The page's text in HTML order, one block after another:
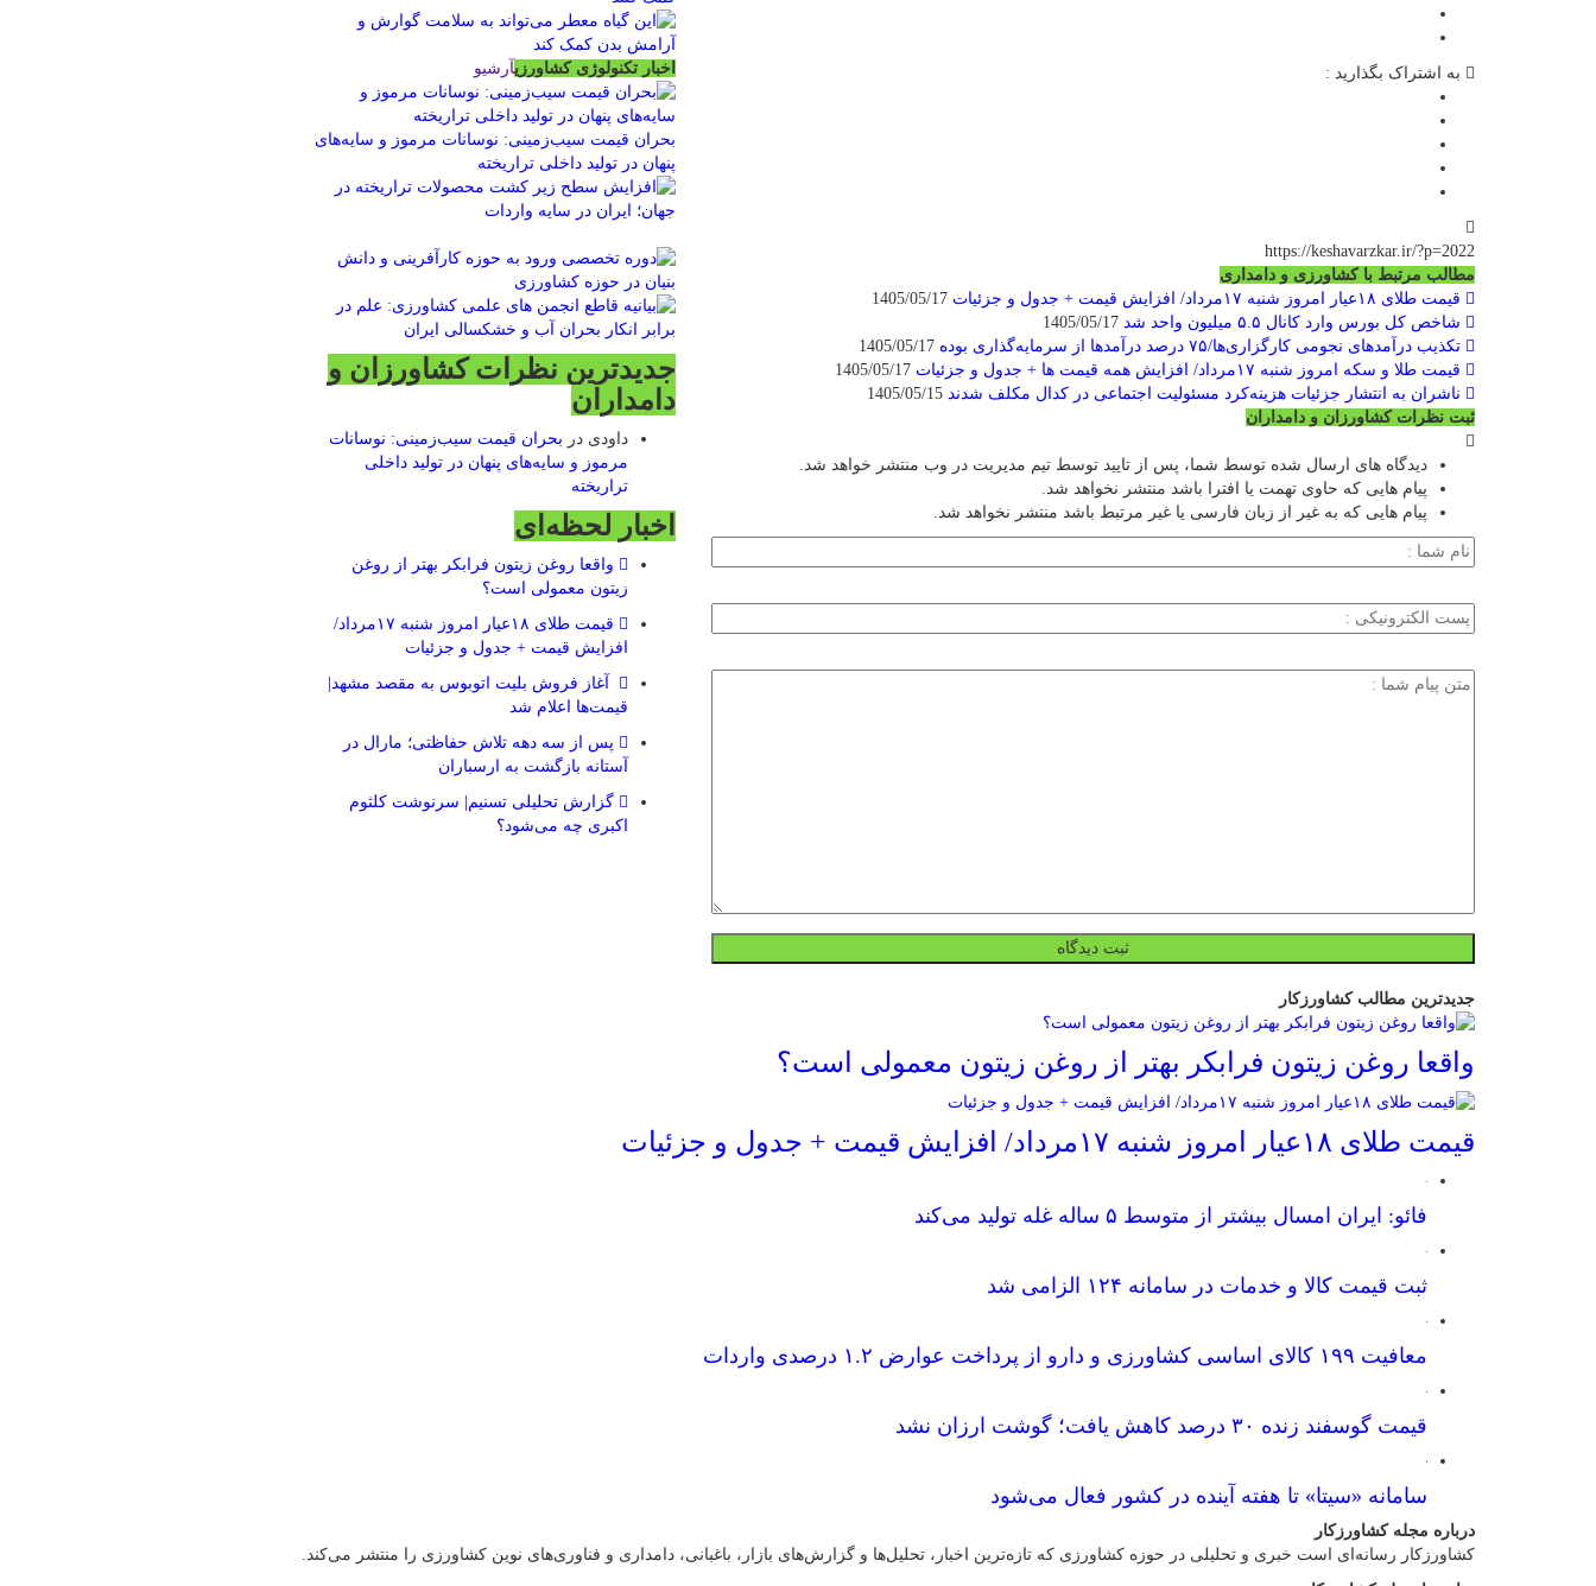
به اشتراک بگذارید :
https://keshavarzkar.ir/?p=2022
مطالب مرتبط با کشاورزی و دامداری
قیمت طلای ۱۸عیار امروز شنبه ۱۷مرداد/ افزایش قیمت + جدول و جزئیات
شاخص کل بورس وارد کانال ۵.۵ میلیون واحد شد
تکذیب درآمدهای نجومی کارگزاری‌ها/۷۵ درصد درآمدها از سرمایه‌گذاری بوده
قیمت طلا و سکه امروز شنبه ۱۷مرداد/ افزایش همه قیمت ها + جدول و جزئیات
ناشران به انتشار جزئیات هزینه‌کرد مسئولیت اجتماعی در کدال مکلف شدند
ثبت نظرات کشاورزان و دامداران
دیدگاه های ارسال شده توسط شما، پس از تایید توسط تیم مدیریت در وب منتشر خواهد شد.
پیام هایی که حاوی تهمت یا افترا باشد منتشر نخواهد شد.
پیام هایی که به غیر از زبان فارسی یا غیر مرتبط باشد منتشر نخواهد شد.
اخبار تکنولوژی کشاورزیآرشیو
بحران قیمت سیب‌زمینی: نوسانات مرموز و سایه‌های
پنهان در تولید داخلی تراریخته
جدیدترین نظرات کشاورزان و
دامداران
داودی در بحران قیمت سیب‌زمینی: نوسانات
مرموز و سایه‌های پنهان در تولید داخلی
تراریخته
اخبار لحظه‌ای
واقعا روغن زیتون فرابکر بهتر از روغن
زیتون معمولی است؟
قیمت طلای ۱۸عیار امروز شنبه ۱۷مرداد/
افزایش قیمت + جدول و جزئیات
آغاز فروش بلیت اتوبوس به مقصد مشهد|
قیمت‌ها اعلام شد
پس از سه دهه تلاش حفاظتی؛ مارال در
آستانه بازگشت به ارسباران
گزارش تحلیلی تسنیم| سرنوشت کلثوم
اکبری چه می‌شود؟
جدیدترین مطالب کشاورزکار
واقعا روغن زیتون فرابکر بهتر از روغن زیتون معمولی است؟
قیمت طلای ۱۸عیار امروز شنبه ۱۷مرداد/ افزایش قیمت + جدول و جزئیات
فائو: ایران امسال بیشتر از متوسط ۵ ساله غله تولید می‌کند
ثبت قیمت کالا و خدمات در سامانه ۱۲۴ الزامی شد
معافیت ۱۹۹ کالای اساسی کشاورزی و دارو از پرداخت عوارض ۱.۲ درصدی واردات
قیمت گوسفند زنده ۳۰ درصد کاهش یافت؛ گوشت ارزان نشد
سامانه «سیتا» تا هفته آینده در کشور فعال می‌شود
درباره مجله کشاورزکار
کشاورزکار رسانه‌ای است خبری و تحلیلی در حوزه کشاورزی که تازه‌ترین اخبار، تحلیل‌ها و گزارش‌های بازار، باغبانی، دامداری و فناوری‌های نوین کشاورزی را منتشر می‌کند.